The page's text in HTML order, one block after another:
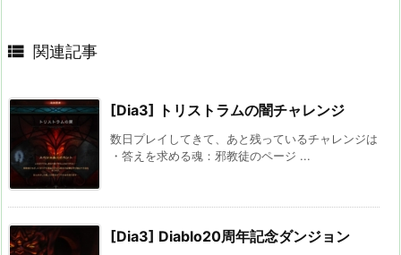
 関連記事
[Dia3] トリストラムの闇チャレンジ
数日プレイしてきて、あと残っているチャレンジは
・答えを求める魂：邪教徒のページ ...
[Dia3] Diablo20周年記念ダンジョン